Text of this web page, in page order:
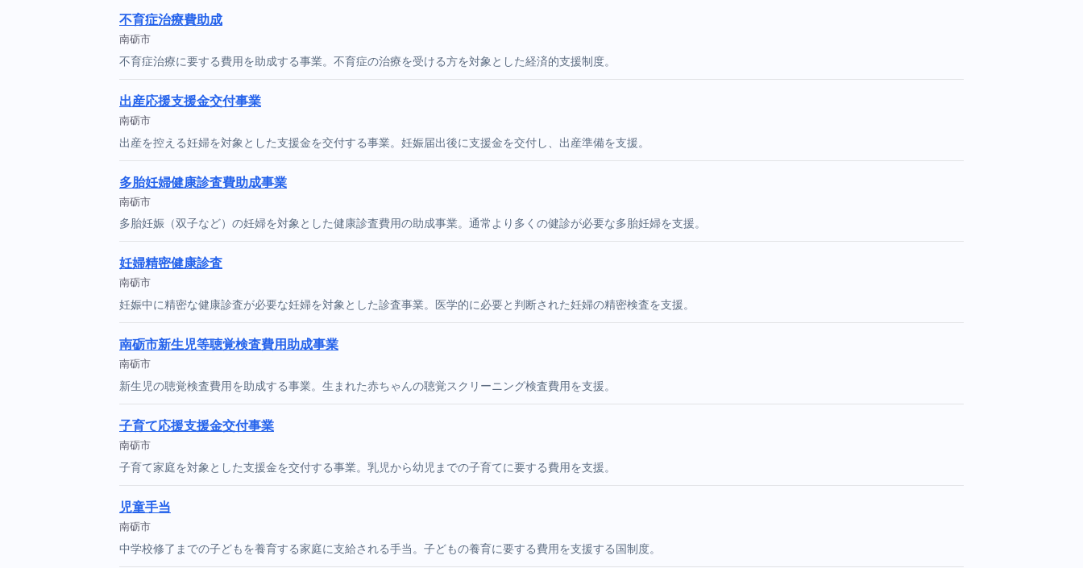
不育症治療費助成
南砺市
不育症治療に要する費用を助成する事業。不育症の治療を受ける方を対象とした経済的支援制度。
出産応援支援金交付事業
南砺市
出産を控える妊婦を対象とした支援金を交付する事業。妊娠届出後に支援金を交付し、出産準備を支援。
多胎妊婦健康診査費助成事業
南砺市
多胎妊娠（双子など）の妊婦を対象とした健康診査費用の助成事業。通常より多くの健診が必要な多胎妊婦を支援。
妊婦精密健康診査
南砺市
妊娠中に精密な健康診査が必要な妊婦を対象とした診査事業。医学的に必要と判断された妊婦の精密検査を支援。
南砺市新生児等聴覚検査費用助成事業
南砺市
新生児の聴覚検査費用を助成する事業。生まれた赤ちゃんの聴覚スクリーニング検査費用を支援。
子育て応援支援金交付事業
南砺市
子育て家庭を対象とした支援金を交付する事業。乳児から幼児までの子育てに要する費用を支援。
児童手当
南砺市
中学校修了までの子どもを養育する家庭に支給される手当。子どもの養育に要する費用を支援する国制度。